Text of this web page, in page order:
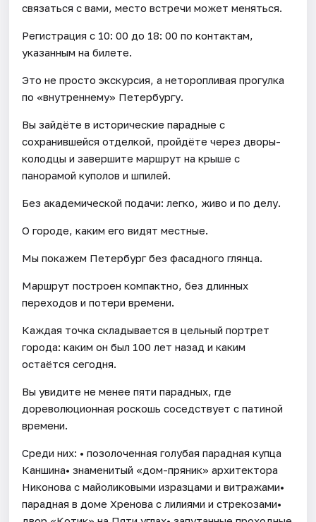
связаться с вами, место встречи может меняться.
Регистрация с 10: 00 до 18: 00 по контактам,
указанным на билете.
Это не просто экскурсия, а неторопливая прогулка
по «внутреннему» Петербургу.
Вы зайдёте в исторические парадные с
сохранившейся отделкой, пройдёте через дворы-
колодцы и завершите маршрут на крыше с
панорамой куполов и шпилей.
Без академической подачи: легко, живо и по делу.
О городе, каким его видят местные.
Мы покажем Петербург без фасадного глянца.
Маршрут построен компактно, без длинных
переходов и потери времени.
Каждая точка складывается в цельный портрет
города: каким он был 100 лет назад и каким
остаётся сегодня.
Вы увидите не менее пяти парадных, где
дореволюционная роскошь соседствует с патиной
времени.
Среди них: • позолоченная голубая парадная купца
Каншина• знаменитый «дом-пряник» архитектора
Никонова с майоликовыми изразцами и витражами•
парадная в доме Хренова с лилиями и стрекозами•